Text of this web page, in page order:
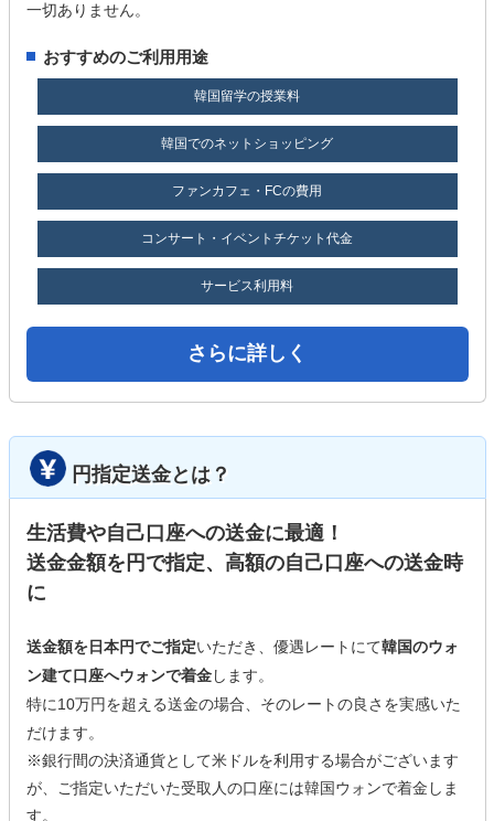
一切ありません。
おすすめのご利用用途
韓国留学の授業料
韓国でのネットショッピング
ファンカフェ・FCの費用
コンサート・イベントチケット代金
サービス利用料
さらに詳しく
円指定送金とは？
生活費や自己口座への送金に最適！
送金金額を円で指定、高額の自己口座への送金時
に
送金額を日本円でご指定いただき、優遇レートにて韓国のウォ
ン建て口座へウォンで着金します。
特に10万円を超える送金の場合、そのレートの良さを実感いた
だけます。
※銀行間の決済通貨として米ドルを利用する場合がございます
が、ご指定いただいた受取人の口座には韓国ウォンで着金しま
す。